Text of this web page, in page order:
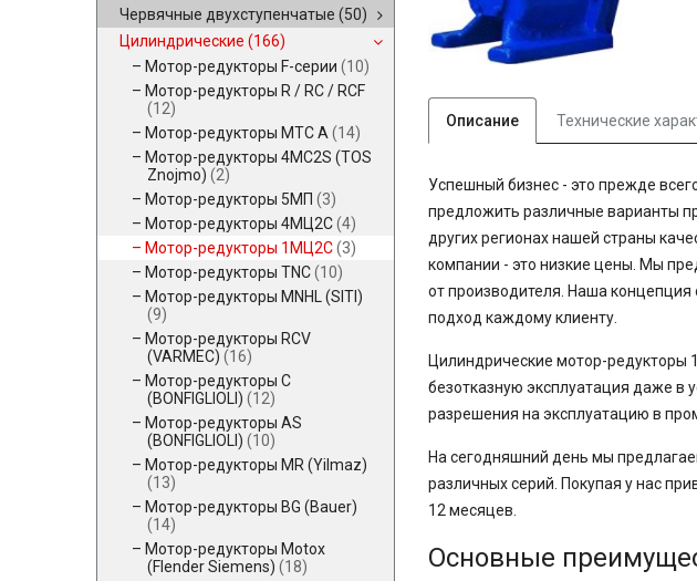
Червячные двухступенчатые (50)
Цилиндрические (166)
Мотор-редукторы F-серии (10)
Мотор-редукторы R / RC / RCF
(12)
Мотор-редукторы MTC A (14)
Мотор-редукторы 4MC2S (TOS
Znojmo) (2)
Мотор-редукторы 5МП (3)
Мотор-редукторы 4МЦ2С(4)
Мотор-редукторы 1МЦ2С(3)
Мотор-редукторы TNC(10)
Мотор-редукторы MNHL (SITI)
(9)
Мотор-редукторы RCV
(VARMEC) (16)
Мотор-редукторы C
(BONFIGLIOLI) (12)
Мотор-редукторы AS
(BONFIGLIOLI) (10)
Мотор-редукторы MR (Yilmaz)
(13)
Мотор-редукторы BG (Bauer)
(14)
Мотор-редукторы Motox
(Flender Siemens) (18)
Описание Технические
Успешный бизнес - это прежде
предложить различные варианты
других регионах нашей страны
компании - это низкие цены. Мы
от производителя. Наша
подход каждому клиенту.
Цилиндрические мотор-редукторы
безотказную эксплуатация даже в
разрешения на эксплуатацию в
На сегодняшний день мы
различных серий. Покупая у нас
12 месяцев.
Основные